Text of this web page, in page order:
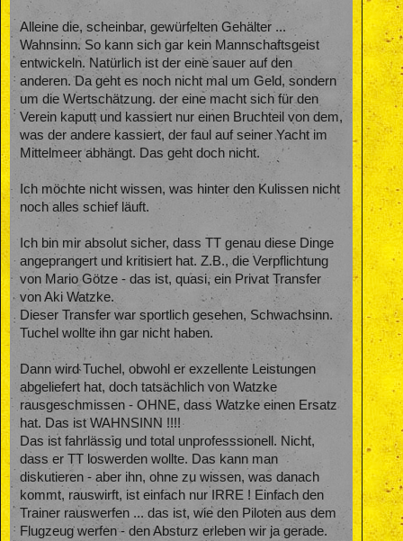
Alleine die, scheinbar, gewürfelten Gehälter ...
Wahnsinn. So kann sich gar kein Mannschaftsgeist
entwickeln. Natürlich ist der eine sauer auf den
anderen. Da geht es noch nicht mal um Geld, sondern
um die Wertschätzung. der eine macht sich für den
Verein kaputt und kassiert nur einen Bruchteil von dem,
was der andere kassiert, der faul auf seiner Yacht im
Mittelmeer abhängt. Das geht doch nicht.
Ich möchte nicht wissen, was hinter den Kulissen nicht
noch alles schief läuft.
Ich bin mir absolut sicher, dass TT genau diese Dinge
angeprangert und kritisiert hat. Z.B., die Verpflichtung
von Mario Götze - das ist, quasi, ein Privat Transfer
von Aki Watzke.
Dieser Transfer war sportlich gesehen, Schwachsinn.
Tuchel wollte ihn gar nicht haben.
Dann wird Tuchel, obwohl er exzellente Leistungen
abgeliefert hat, doch tatsächlich von Watzke
rausgeschmissen - OHNE, dass Watzke einen Ersatz
hat. Das ist WAHNSINN !!!!
Das ist fahrlässig und total unprofesssionell. Nicht,
dass er TT loswerden wollte. Das kann man
diskutieren - aber ihn, ohne zu wissen, was danach
kommt, rauswirft, ist einfach nur IRRE ! Einfach den
Trainer rauswerfen ... das ist, wie den Piloten aus dem
Flugzeug werfen - den Absturz erleben wir ja gerade.